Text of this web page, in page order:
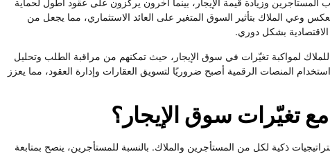
المستأجرين وزيادة قيمة الإيجار، بينما آخرون يركزون على عقود أطول لحماية
وعي الملاك بتأثير السوق المتغير على العائد الاستثماري، مما يجعل من
الاقتصادية بشكل دوري.
للملاك لمواكبة تغيّرات في سوق الإيجار، حيث تمكنهم من مراقبة الطلب وتحليل
المنصات الرقمية أصبح ضروريًا لتسويق العقارات وإدارة العقود، مما يعزز
تغيّرات سوق الإيجار؟
ذكية لكل من المستأجرين والملاك. بالنسبة للمستأجرين، ينصح بمتابعة